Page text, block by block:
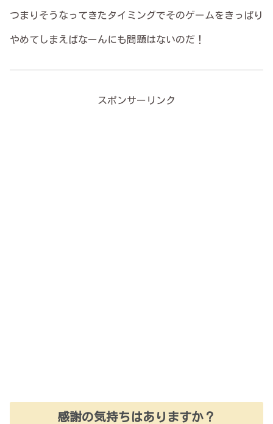
つまりそうなってきたタイミングでそのゲームをきっぱり
やめてしまえばなーんにも問題はないのだ！
スポンサーリンク
感謝の気持ちはありますか？